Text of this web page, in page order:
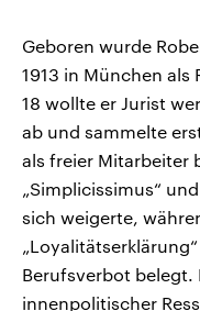
Geboren wurde
1913 in München als
18 wollte er Jurist
ab und sammelte
als freier Mitarbeiter
„Simplicissimus“
sich weigerte,
Berufsverbot belegt.
innenpolitischer